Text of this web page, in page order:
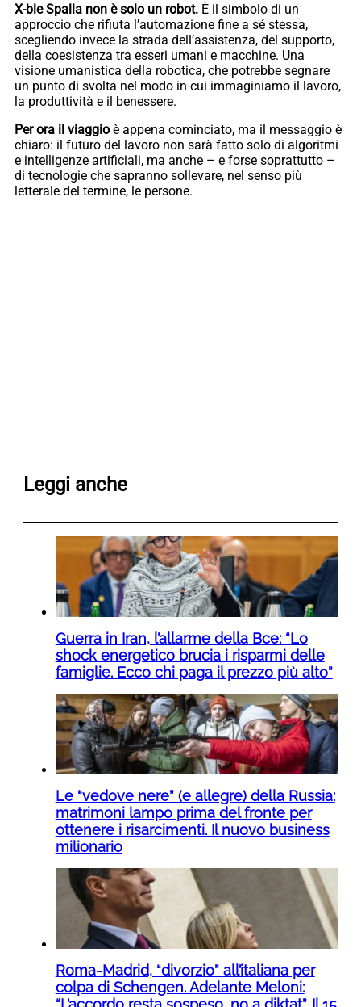
X-ble Spalla non è solo un robot. È il simbolo di un
approccio che rifiuta l’automazione fine a sé stessa,
scegliendo invece la strada dell’assistenza, del supporto,
della coesistenza tra esseri umani e macchine. Una
visione umanistica della robotica, che potrebbe segnare
un punto di svolta nel modo in cui immaginiamo il lavoro,
la produttività e il benessere.
Per ora il viaggio è appena cominciato, ma il messaggio è
chiaro: il futuro del lavoro non sarà fatto solo di algoritmi
e intelligenze artificiali, ma anche – e forse soprattutto –
di tecnologie che sapranno sollevare, nel senso più
letterale del termine, le persone.
Leggi anche
Guerra in Iran, l’allarme della Bce: “Lo
shock energetico brucia i risparmi delle
famiglie. Ecco chi paga il prezzo più alto”
Le “vedove nere” (e allegre) della Russia:
matrimoni lampo prima del fronte per
ottenere i risarcimenti. Il nuovo business
milionario
Roma-Madrid, “divorzio” all’italiana per
colpa di Schengen. Adelante Meloni: